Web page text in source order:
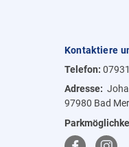
Kontaktiere
Telefon:
Adresse:
97980 Bad